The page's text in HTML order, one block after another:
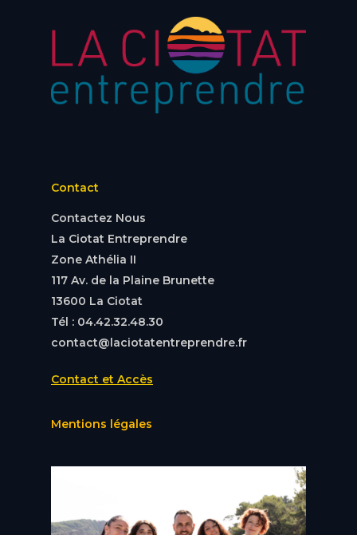
Contact
Contactez Nous
La Ciotat Entreprendre
Zone Athélia II
117 Av. de la Plaine Brunette
13600 La Ciotat
Tél : 04.42.32.48.30
contact@laciotatentreprendre.fr
Contact et Accès
Mentions légales